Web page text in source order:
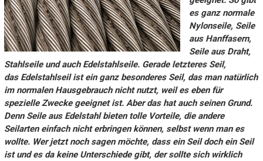
es ganz normale
Nylonseile, Seile
aus Hanffasern,
Seile aus Draht,
Stahlseile und auch Edelstahlseile. Gerade letzteres Seil,
das Edelstahlseil ist ein ganz besonderes Seil, das man natürlich
im normalen Hausgebrauch nicht nutzt, weil es eben für
spezielle Zwecke geeignet ist. Aber das hat auch seinen Grund.
Denn Seile aus Edelstahl bieten tolle Vorteile, die andere
Seilarten einfach nicht erbringen können, selbst wenn man es
wollte. Wer jetzt noch sagen möchte, dass ein Seil doch ein Seil
ist und es da keine Unterschiede gibt, der sollte sich wirklich